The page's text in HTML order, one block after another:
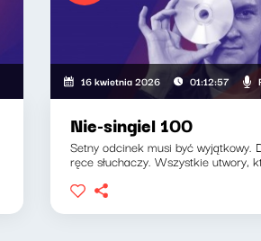
16 kwietnia 2026 01:12:57
Nie-singiel 100
Setny odcinek musi być wyjątkowy.
ręce słuchaczy. Wszystkie utwory,